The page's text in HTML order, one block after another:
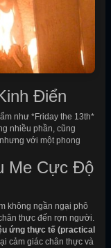
Điển
như *Friday the 13th*
nhiều phần, cũng
với một phong
Me Cực Độ
không ngần ngại phô
thực đến rợn người.
ứng thực tế (practical
cảm giác chân thực và